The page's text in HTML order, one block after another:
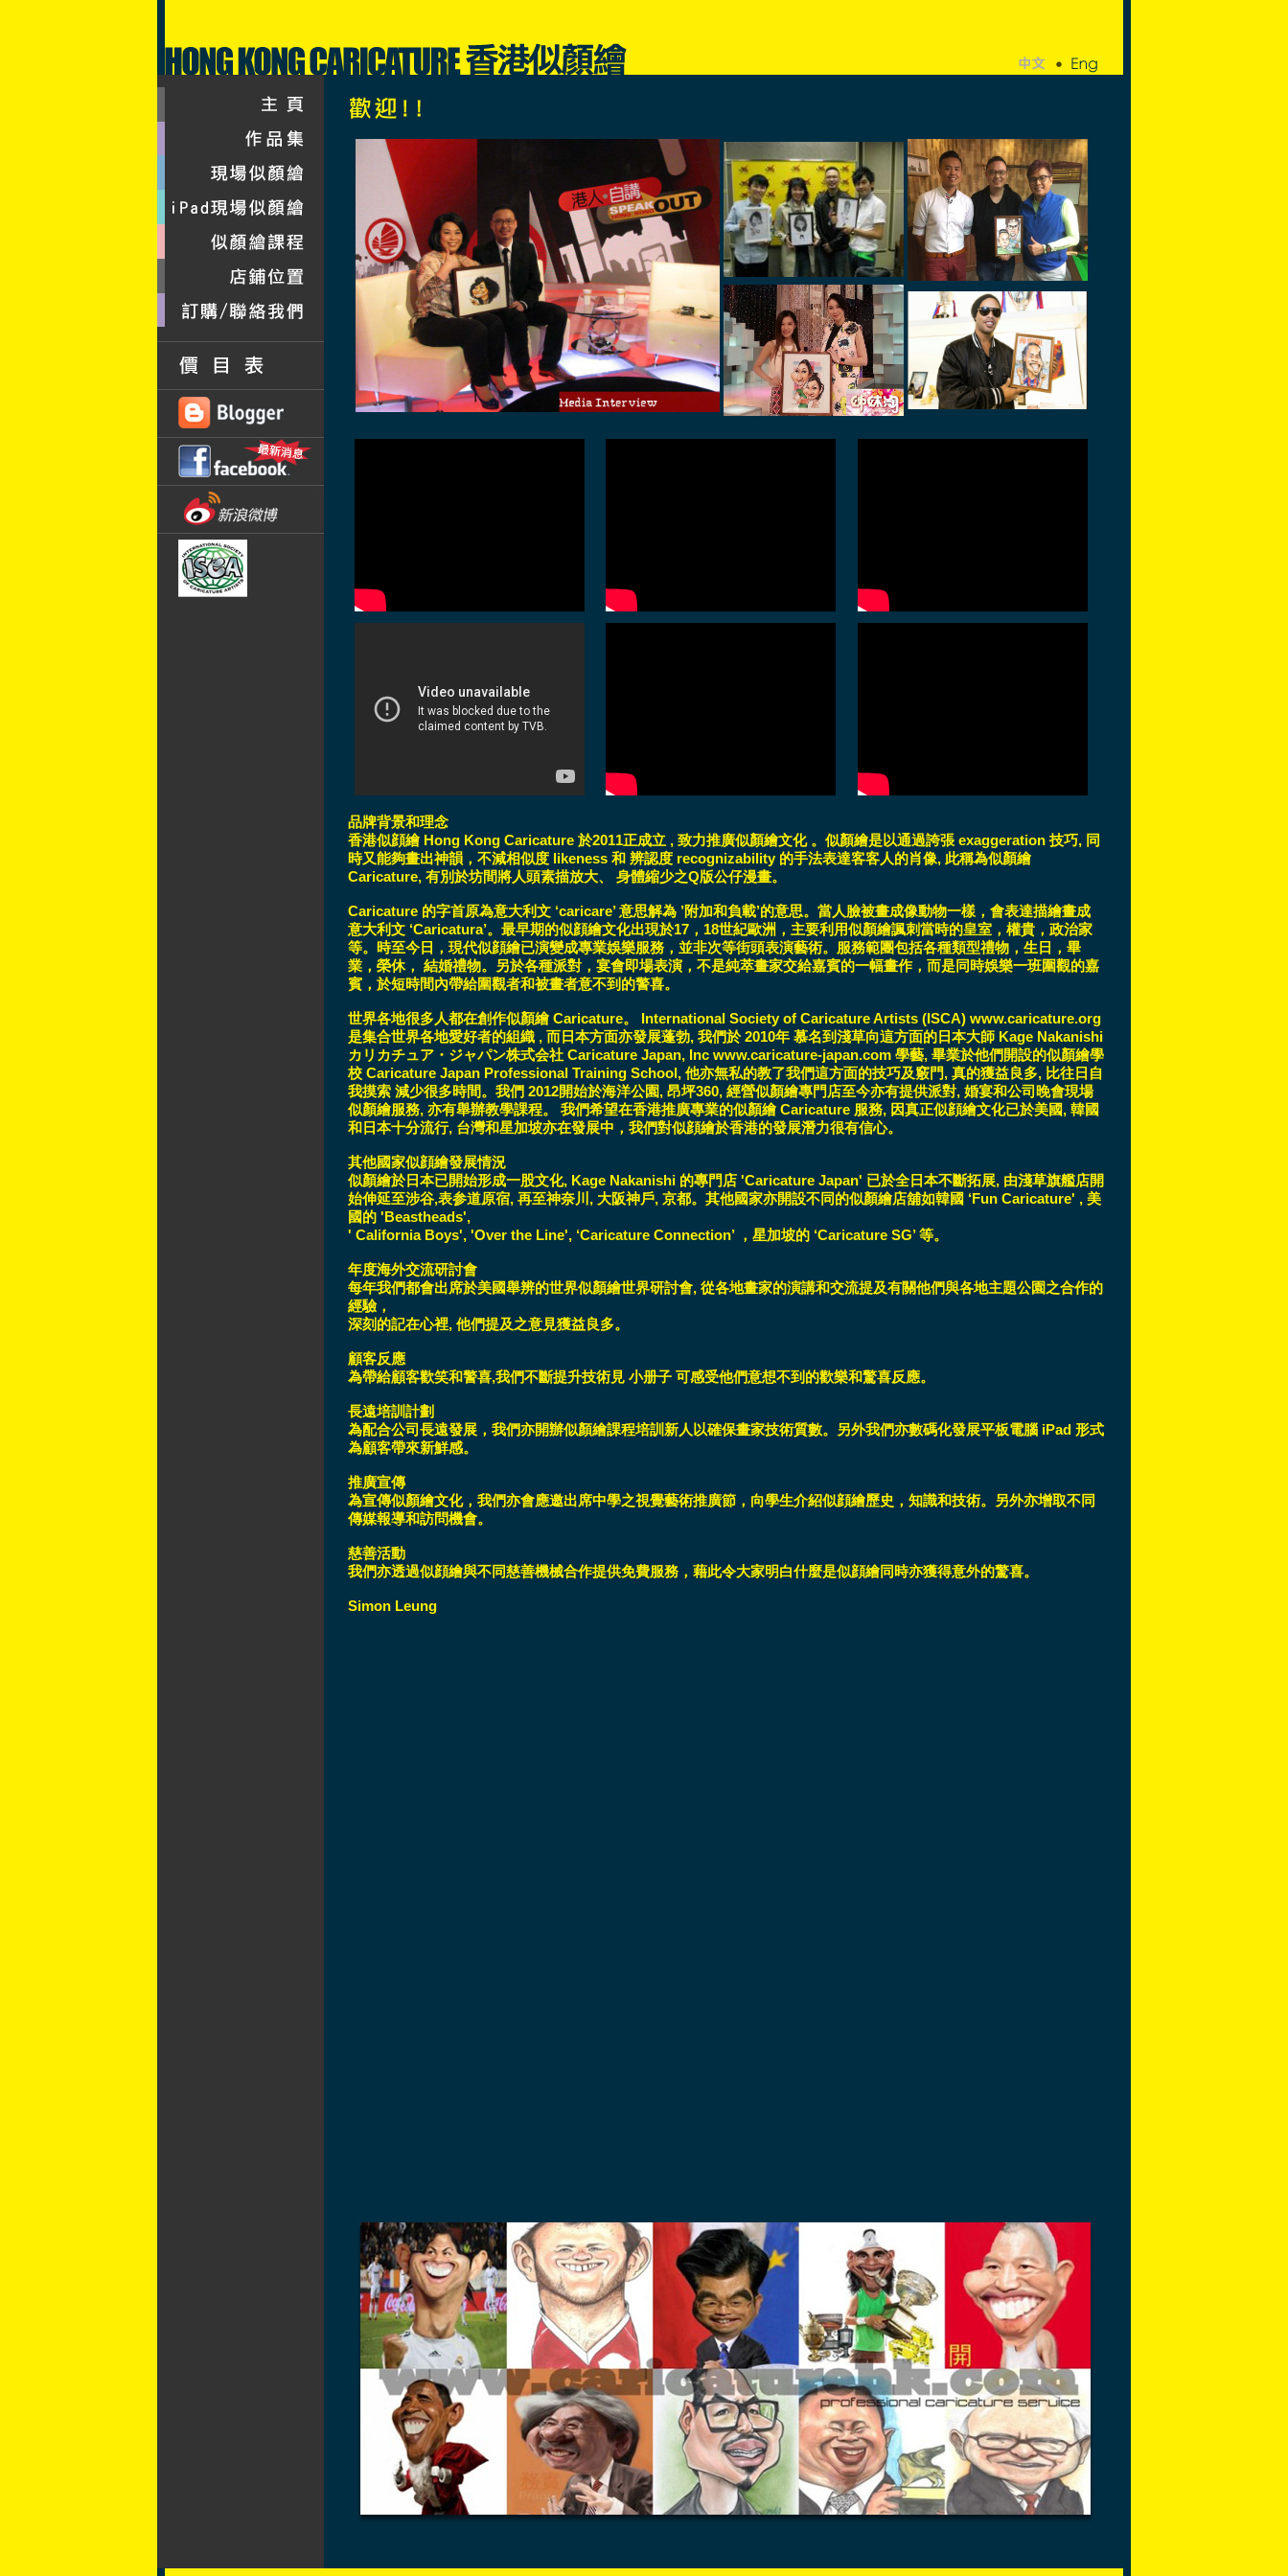
品牌背景和理念
香港似顔繪 Hong Kong Caricature 於2011正成立 , 致力推廣似顏繪文化 。似顏繪是以通過誇張 exaggeration 技巧, 同
時又能夠畫出神韻，不減相似度 likeness 和 辨認度 recognizability 的手法表達客客人的肖像, 此稱為似顏繪
Caricature, 有別於坊間將人頭素描放大、 身體縮少之Q版公仔漫畫。
Caricature 的字首原為意大利文 ‘caricare’ 意思解為 ’附加和負載’的意思。當人臉被畫成像動物一樣，會表達描繪畫成
意大利文 ‘Caricatura’。最早期的似顔繪文化出現於17，18世紀歐洲，主要利用似顏繪諷刺當時的皇室，權貴，政治家
等。時至今日，現代似顔繪已演變成專業娛樂服務，並非次等街頭表演藝術。服務範團包括各種類型禮物，生日，畢
業，榮休， 結婚禮物。另於各種派對，宴會即場表演，不是純萃畫家交給嘉賓的一幅畫作，而是同時娛樂一班圍觀的嘉
賓，於短時間內帶給圍觀者和被畫者意不到的警喜。
世界各地很多人都在創作似顏繪 Caricature。 International Society of Caricature Artists (ISCA) www.caricature.org
是集合世界各地愛好者的組織 , 而日本方面亦發展蓬勃, 我們於 2010年 慕名到淺草向這方面的日本大師 Kage Nakanishi
カリカチュア・ジャパン株式会社 Caricature Japan, Inc www.caricature-japan.com 學藝, 畢業於他們開設的似顏繪學
校 Caricature Japan Professional Training School, 他亦無私的教了我們這方面的技巧及竅門, 真的獲益良多, 比往日自
我摸索 減少很多時間。我們 2012開始於海洋公園, 昂坪360, 經營似顏繪專門店至今亦有提供派對, 婚宴和公司晚會現場
似顏繪服務, 亦有舉辦教學課程。 我們希望在香港推廣專業的似顏繪 Caricature 服務, 因真正似顔繪文化已於美國, 韓國
和日本十分流行, 台灣和星加坡亦在發展中，我們對似顔繪於香港的發展潛力很有信心。
其他國家似顔繪發展情況
似顏繪於日本已開始形成一股文化, Kage Nakanishi 的專門店 'Caricature Japan' 已於全日本不斷拓展, 由淺草旗艦店開
始伸延至涉谷,表参道原宿, 再至神奈川, 大阪神戶, 京都。其他國家亦開設不同的似顏繪店舖如韓國 ‘Fun Caricature' , 美
國的 'Beastheads',
' California Boys', 'Over the Line', ‘Caricature Connection’ ，星加坡的 ‘Caricature SG’ 等。
年度海外交流研討會
每年我們都會出席於美國舉辨的世界似顏繪世界研討會, 從各地畫家的演講和交流提及有關他們與各地主題公園之合作的
經驗，
深刻的記在心裡, 他們提及之意見獲益良多。
顧客反應
為帶給顧客歡笑和警喜,我們不斷提升技術見 小册子 可感受他們意想不到的歡樂和驚喜反應。
長遠培訓計劃
為配合公司長遠發展，我們亦開辦似顏繪課程培訓新人以確保畫家技術質數。另外我們亦數碼化發展平板電腦 iPad 形式
為顧客帶來新鮮感。
推廣宣傳
為宣傳似顏繪文化，我們亦會應邀出席中學之視覺藝術推廣節，向學生介紹似顔繪歷史，知識和技術。另外亦增取不同
傳媒報導和訪問機會。
慈善活動
我們亦透過似顔繪與不同慈善機械合作提供免費服務，藉此令大家明白什麼是似顔繪同時亦獲得意外的驚喜。
Simon Leung